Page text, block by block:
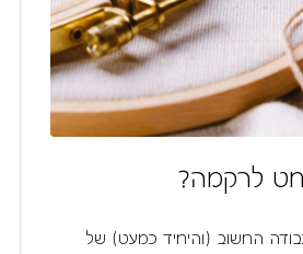
לרקמה?
החשוב (והיחיד כמעט) של